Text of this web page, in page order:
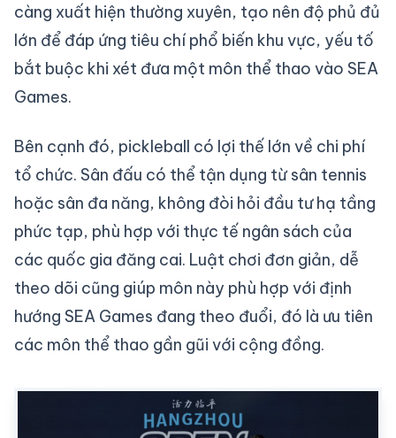
càng xuất hiện thường xuyên, tạo nên độ phủ đủ
lớn để đáp ứng tiêu chí phổ biến khu vực, yếu tố
bắt buộc khi xét đưa một môn thể thao vào SEA
Games.
Bên cạnh đó, pickleball có lợi thế lớn về chi phí
tổ chức. Sân đấu có thể tận dụng từ sân tennis
hoặc sân đa năng, không đòi hỏi đầu tư hạ tầng
phức tạp, phù hợp với thực tế ngân sách của
các quốc gia đăng cai. Luật chơi đơn giản, dễ
theo dõi cũng giúp môn này phù hợp với định
hướng SEA Games đang theo đuổi, đó là ưu tiên
các môn thể thao gần gũi với cộng đồng.